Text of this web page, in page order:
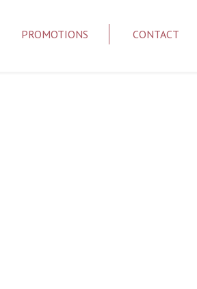
PROMOTIONS CONTACT